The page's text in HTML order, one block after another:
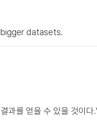
datasets.
과를 얻을 수 있을 것이다